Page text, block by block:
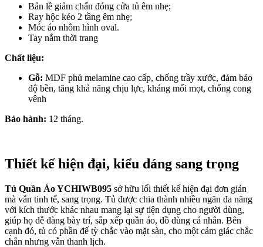
Bản lề giảm chấn đóng cửa tủ êm nhẹ;
Ray hộc kéo 2 tầng êm nhẹ;
Móc áo nhôm hình oval.
Tay nắm thời trang
Chất liệu:
Gỗ: MDF phủ melamine cao cấp, chống trầy xước, đảm bảo
độ bền, tăng khả năng chịu lực, kháng mối mọt, chống cong
vênh
Bảo hành: 12 tháng.
Thiết kế hiện đại, kiểu dáng sang trọng
Tủ Quần Áo YCHIWB095 sở hữu lối thiết kế hiện đại đơn giản
mà vẫn tinh tế, sang trọng. Tủ được chia thành nhiều ngăn đa năng
với kích thước khác nhau mang lại sự tiện dụng cho người dùng,
giúp họ dễ dàng bày trí, sắp xếp quần áo, đồ dùng cá nhân. Bên
cạnh đó, tủ có phần đế tỳ chắc vào mặt sàn, cho một cảm giác chắc
chắn nhưng vẫn thanh lịch.